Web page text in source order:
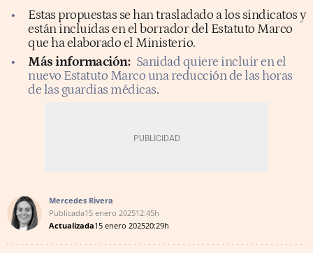
Estas propuestas se han trasladado a los sindicatos y
están incluidas en el borrador del Estatuto Marco
que ha elaborado el Ministerio.
Más información: Sanidad quiere incluir en el
nuevo Estatuto Marco una reducción de las horas
de las guardias médicas.
Mercedes Rivera
Publicada15 enero 202512:45h
Actualizada15 enero 202520:29h